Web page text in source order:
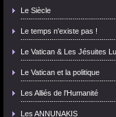
Le Siècle
Le temps n'existe pas !
Le Vatican & Les Jésuites
Le Vatican et la politique
Les Alliés de l'Humanité
Les ANNUNAKIS